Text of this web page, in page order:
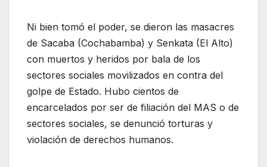
Ni bien tomó el poder, se dieron las masacres
de Sacaba (Cochabamba) y Senkata (El Alto)
con muertos y heridos por bala de los
sectores sociales movilizados en contra del
golpe de Estado. Hubo cientos de
encarcelados por ser de filiación del MAS o de
sectores sociales, se denunció torturas y
violación de derechos humanos.